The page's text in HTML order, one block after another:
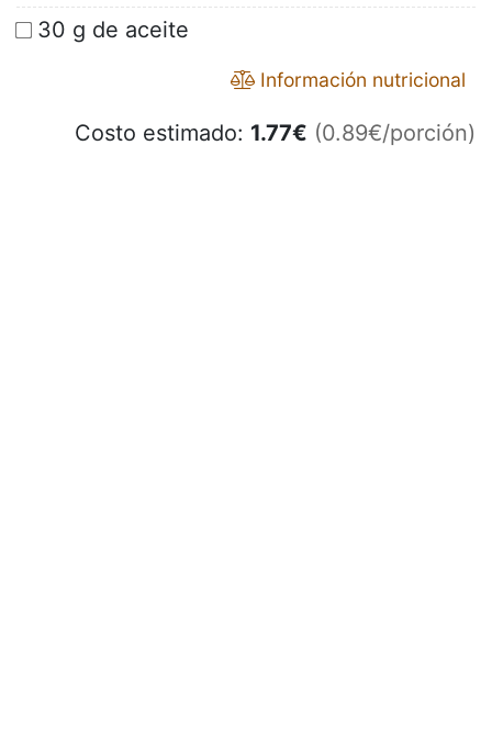
30 g de aceite
Información nutricional
Costo estimado: 1.77€ (0.89€/porción)